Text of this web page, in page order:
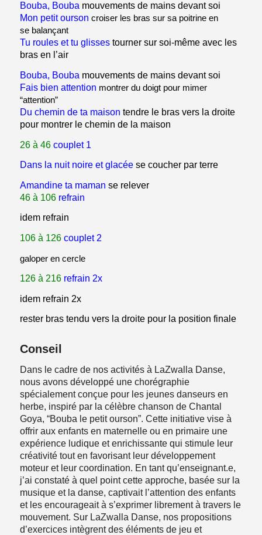
Bouba, Bouba mouvements de mains devant soi
Mon petit ourson croiser les bras sur sa poitrine en
se balançant
Tu roules et tu glissestourner sur soi-même avec les
bras en l’air
Bouba, Bouba mouvements de mains devant soi
Fais bien attention montrer du doigt pour mimer
“attention”
Du chemin de ta maison tendre le bras vers la droite
pour montrer le chemin de la maison
26 à 46couplet 1
Dans la nuit noire et glacée se coucher par terre
Amandine ta maman se relever
46 à 106refrain
idem refrain
106 à 126 couplet 2
galoper en cercle
126 à 216refrain 2x
idem refrain 2x
rester bras tendu vers la droite pour la position finale
Conseil
Dans le cadre de nos activités à LaZwalla Danse,
nous avons développé une chorégraphie
spécialement conçue pour les jeunes danseurs en
herbe, inspiré par la célèbre chanson de Chantal
Goya, “Bouba le petit ourson”. Cette initiative vise à
offrir aux enfants en maternelle ou en primaire une
expérience ludique et enrichissante qui stimule leur
créativité tout en favorisant leur développement
moteur et leur coordination. En tant qu’enseignant.e,
j’ai constaté à quel point cette approche, basée sur la
musique et la danse, captivait l’attention des enfants
et les encourageait à s’exprimer librement à travers le
mouvement. Sur LaZwalla Danse, nos propositions
d’exercices intègrent des éléments de jeu et